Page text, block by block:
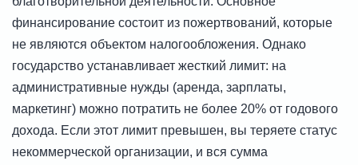
финансирование состоит из пожертвований, которые
не являются объектом налогообложения. Однако
государство устанавливает жесткий лимит: на
административные нужды (аренда, зарплаты,
маркетинг) можно потратить не более 20% от годового
дохода. Если этот лимит превышен, вы теряете статус
некоммерческой организации, и вся сумма